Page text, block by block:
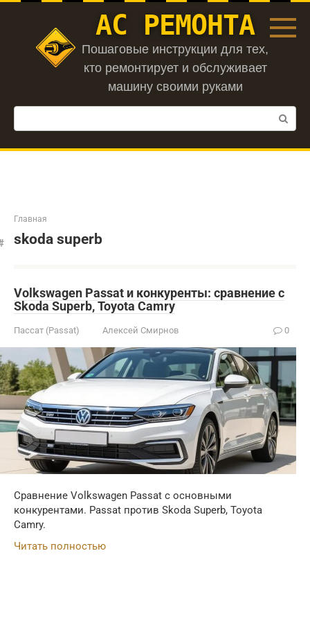
Перейти
АС РЕМОНТА
Пошаговые инструкции для тех,
кто ремонтирует и обслуживает
машину своими руками
Поиск:
Главная
skoda superb
Volkswagen Passat и конкуренты: сравнение с
Skoda Superb, Toyota Camry
Пассат (Passat) Алексей Смирнов 0
Сравнение Volkswagen Passat с основными
конкурентами. Passat против Skoda Superb, Toyota
Camry.
Читать полностью